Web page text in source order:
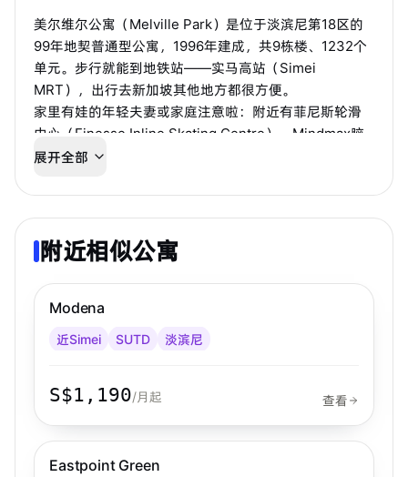
美尔维尔公寓（Melville Park）是位于淡滨尼第18区的
99年地契普通型公寓，1996年建成，共9栋楼、1232个
单元。步行就能到地铁站——实马高站（Simei
MRT），出行去新加坡其他地方都很方便。
家里有娃的年轻夫妻或家庭注意啦：附近有菲尼斯轮滑
中心（Finesse Inline Skating Centre）、Mindmax脑
力训练中心（Young Champs Learning Centre）和伊
日常买菜购物？楼下就有达纳新闻与服务公司（Dhana
News & Services(s) Pte Ltd）和微笑迷你超市（Smile
Mini Mart）。
身体不舒服或想做常规体检？附近就有佐尔AED电梯大
堂诊所（Zoll AED Lift Lobby A）。寄快递、取信？最近
的邮局是邮政信箱（Post Box）。
想散散步、透透气？步行到附近的佩拉托克公园·艺术农
场（Pelatok Park - Art Farm）就搞定！
展开全部
附近相似公寓
步行 2 分钟到 MRT
Modena
近Simei SUTD 淡滨尼
S$1,190/月起
查看
Eastpoint Green